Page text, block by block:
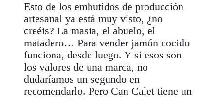
Esto de los embutidos de producción
artesanal ya está muy visto, ¿no
creéis? La masia, el abuelo, el
matadero… Para vender jamón cocido
funciona, desde luego. Y si esos son
los valores de una marca, no
dudaríamos un segundo en
recomendarlo. Pero Can Calet tiene un